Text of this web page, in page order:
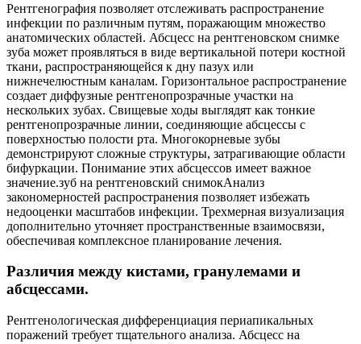
Рентгенография позволяет отслеживать распространение
инфекции по различным путям, поражающим множество
анатомических областей. Абсцесс на рентгеновском снимке
зуба может проявляться в виде вертикальной потери костной
ткани, распространяющейся к дну пазух или
нижнечелюстным каналам. Горизонтальное распространение
создает диффузные рентгенопрозрачные участки на
нескольких зубах. Свищевые ходы выглядят как тонкие
рентгенопрозрачные линии, соединяющие абсцессы с
поверхностью полости рта. Многокорневые зубы
демонстрируют сложные структуры, затрагивающие области
бифуркации. Понимание этих абсцессов имеет важное
значение.зуб на рентгеновский снимокАнализ
закономерностей распространения позволяет избежать
недооценки масштабов инфекции. Трехмерная визуализация
дополнительно уточняет пространственные взаимосвязи,
обеспечивая комплексное планирование лечения.
Различия между кистами, гранулемами и
абсцессами.
Рентгенологическая дифференциация периапикальных
поражений требует тщательного анализа. Абсцесс на